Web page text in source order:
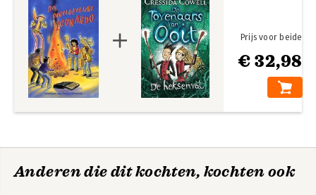
€ 32,98
Prijs voor beide
Anderen die dit kochten, kochten ook